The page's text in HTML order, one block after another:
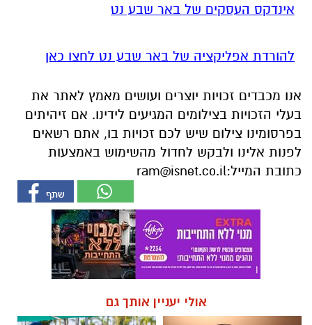
אינדקס העסקים של באר שבע נט
להורדת אפליקציה של באר שבע נט לחצו כאן
אנו מכבדים זכויות יוצרים ועושים מאמץ לאתר את
בעלי הזכויות בצילומים המגיעים לידינו. אם זיהיתים
בפרסומינו צילום שיש לכם זכויות בו, אתם רשאים
לפנות אלינו ולבקש לחדול מהשימוש באמצעות
כתובת המייל:ram@isnet.co.il
אולי יעניין אותך גם